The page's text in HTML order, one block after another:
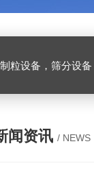
粒设备，筛分设
闻资讯 / NEWS